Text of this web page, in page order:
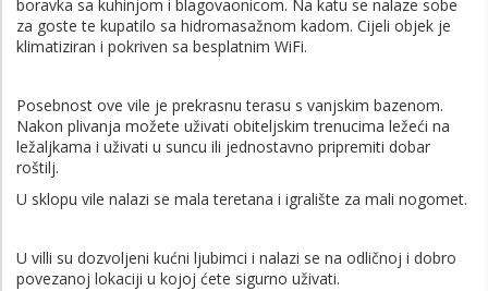
boravka sa kuhinjom i blagovaonicom. Na katu se nalaze sobe
za goste te kupatilo sa hidromasažnom kadom. Cijeli objek je
klimatiziran i pokriven sa besplatnim WiFi.
Posebnost ove vile je prekrasnu terasu s vanjskim bazenom.
Nakon plivanja možete uživati obiteljskim trenucima ležeći na
ležaljkama i uživati u suncu ili jednostavno pripremiti dobar
roštilj.
U sklopu vile nalazi se mala teretana i igralište za mali nogomet.
U villi su dozvoljeni kućni ljubimci i nalazi se na odličnoj i dobro
povezanoj lokaciji u kojoj ćete sigurno uživati.